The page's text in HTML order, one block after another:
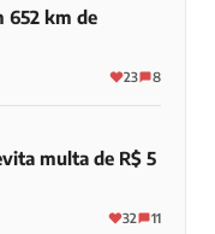
652 km de
23 8
multa de R$ 5
32 11